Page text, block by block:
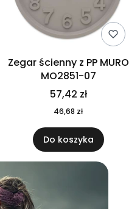
Zegar ścienny z PP MURO
MO2851-07
57,42 zł
46,68 zł
Do koszyka